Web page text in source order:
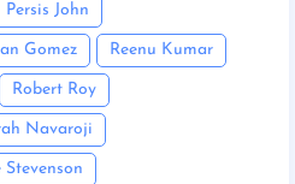
Persis John
Gomez Reenu Kumar
Robert Roy
Navaroji
Stevenson